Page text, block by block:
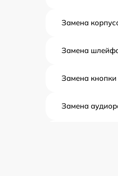
Замена
Замена
Замена
Замена